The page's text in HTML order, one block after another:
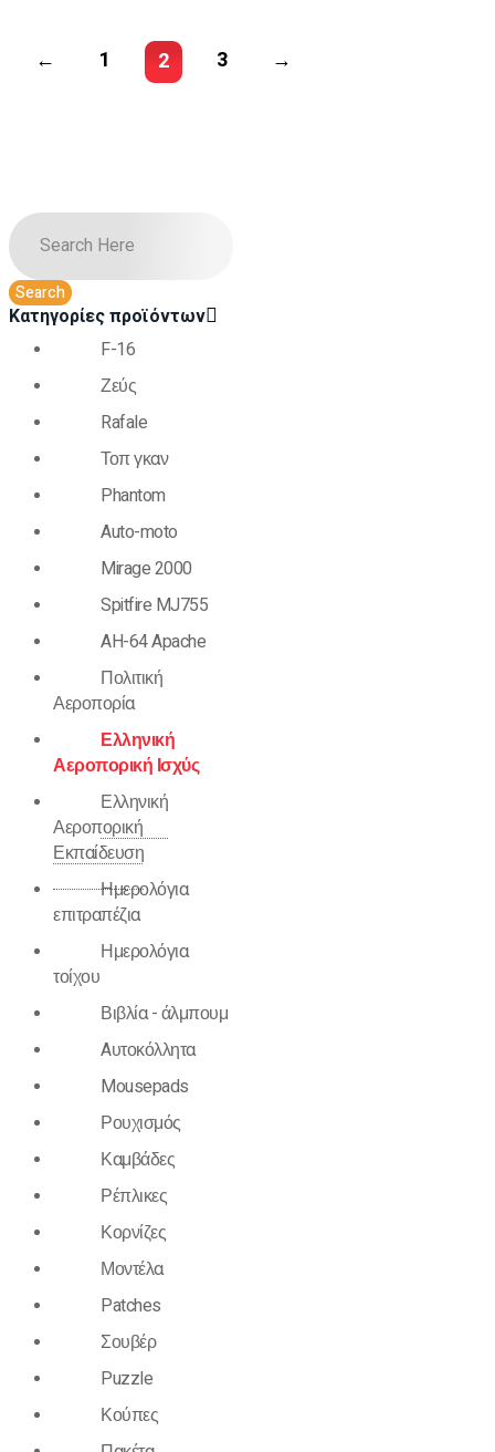
← 1 2 3 →
Κατηγορίες προϊόντων
F-16
Ζεύς
Rafale
Τοπ γκαν
Phantom
Auto-moto
Mirage 2000
Spitfire MJ755
AH-64 Apache
Πολιτική
Αεροπορία
Ελληνική
Αεροπορική Ισχύς
Ελληνική
Αεροπορική
Εκπαίδευση
Ημερολόγια
επιτραπέζια
Ημερολόγια
τοίχου
Βιβλία - άλμπουμ
Aυτοκόλλητα
Mousepads
Ρουχισμός
Καμβάδες
Ρέπλικες
Κορνίζες
Μοντέλα
Patches
Σουβέρ
Puzzle
Κούπες